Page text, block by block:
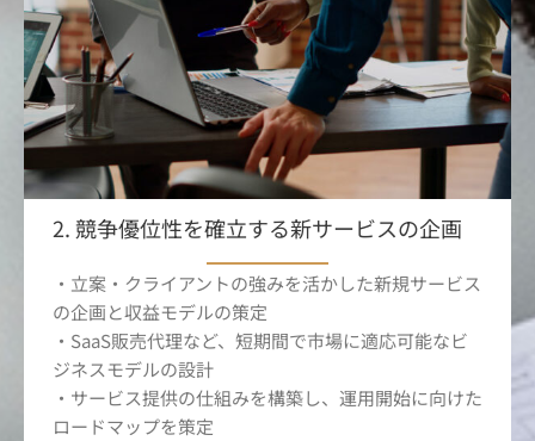
2. 競争優位性を確立する新サービスの企画
・立案・クライアントの強みを活かした新規サービス
の企画と収益モデルの策定
・SaaS販売代理など、短期間で市場に適応可能なビ
ジネスモデルの設計
・サービス提供の仕組みを構築し、運用開始に向けた
ロードマップを策定